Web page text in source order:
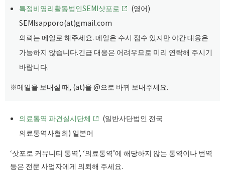
특정비영리활동법인SEMI삿포로
(영어)
SEMIsapporo(at)gmail.com
의뢰는 메일로 해주세요. 메일은 수시 접수 있지만 야간 대응은
가능하지 않습니다.긴급 대응은 어려우므로 미리 연락해 주시기
바랍니다.
※메일을 보내실 때, (at)을 @으로 바꿔 보내주세요.
의료통역 파견실시단체
(일반사단법인 전국
의료통역사협회) 일본어
‘삿포로 커뮤니티 통역’, ‘의료통역’에 해당하지 않는 통역이나 번역
등은 전문 사업자에게 의뢰해 주세요.